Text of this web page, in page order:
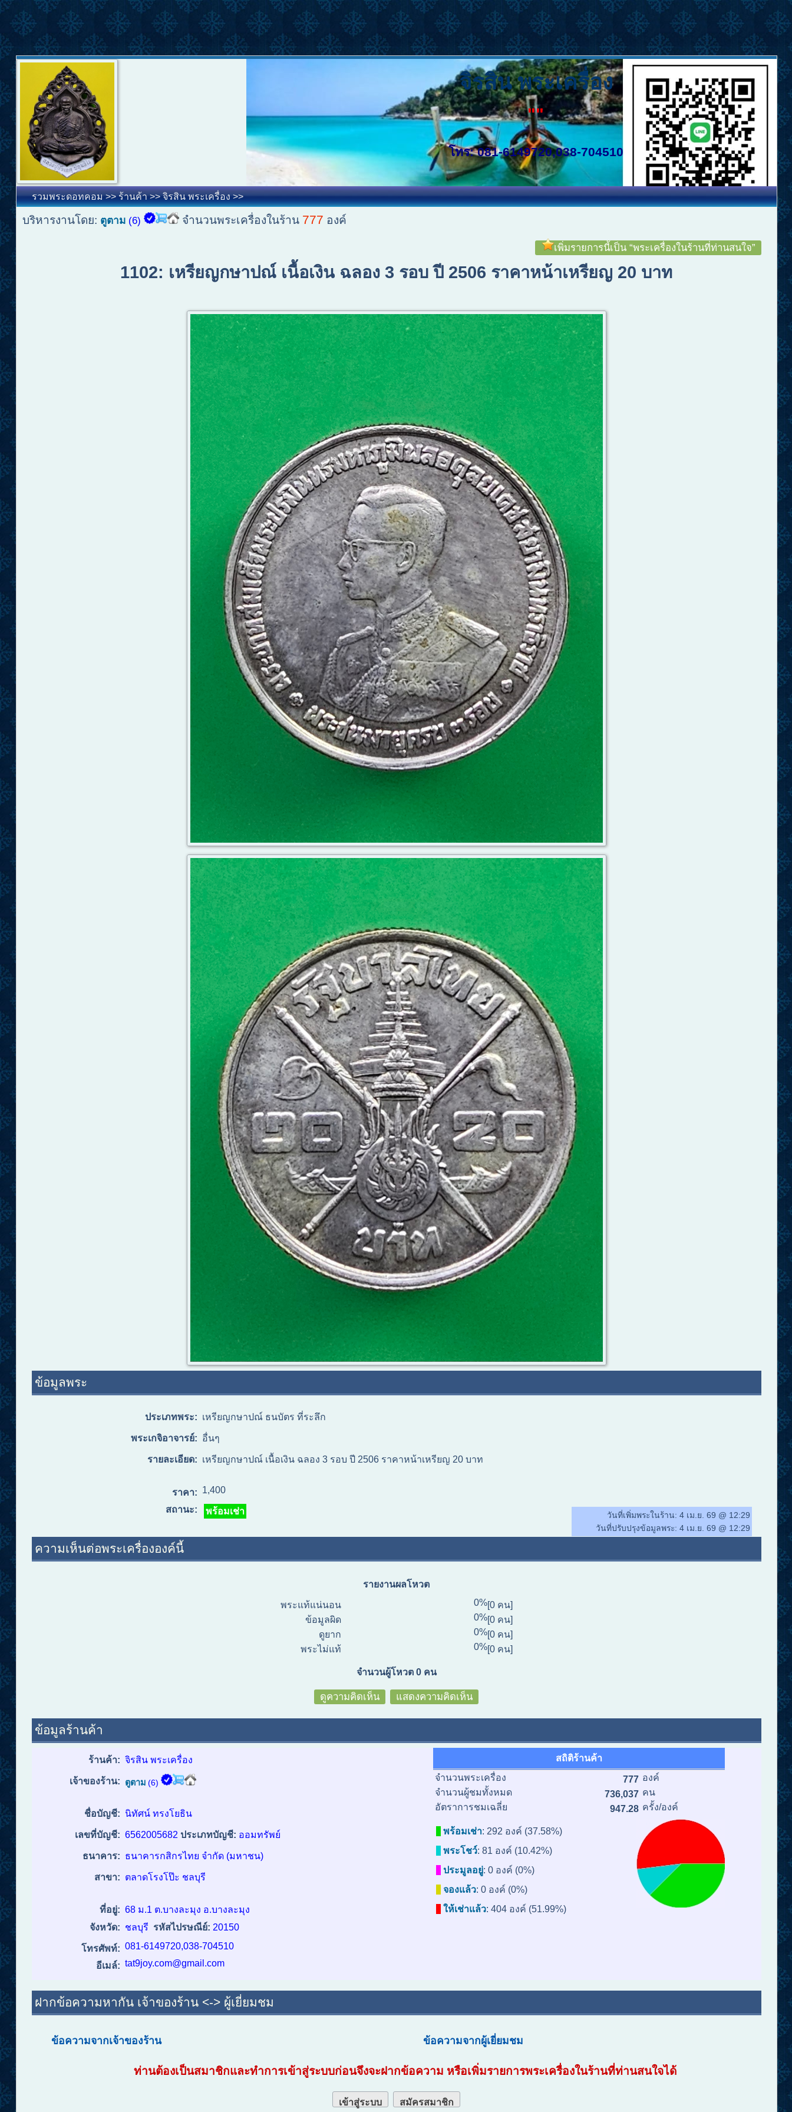
จิรสิน พระเครื่อง
""
โทร: 081-6149720,038-704510
รวมพระดอทคอม>>ร้านค้า>>จิรสิน พระเครื่อง>>
บริหารงานโดย: ตูตาม (6) จำนวนพระเครื่องในร้าน 777 องค์
เพิ่มรายการนี้เป็น “พระเครื่องในร้านที่ท่านสนใจ”
1102: เหรียญกษาปณ์ เนื้อเงิน ฉลอง 3 รอบ ปี 2506 ราคาหน้าเหรียญ 20 บาท
ข้อมูลพระ
ประเภทพระ: เหรียญกษาปณ์ ธนบัตร ที่ระลึก
พระเกจิอาจารย์: อื่นๆ
รายละเอียด: เหรียญกษาปณ์ เนื้อเงิน ฉลอง 3 รอบ ปี 2506 ราคาหน้าเหรียญ 20 บาท
ราคา: 1,400
สถานะ:
พร้อมเช่า วันที่เพิ่มพระในร้าน:4 เม.ย. 69 @ 12:29
วันที่ปรับปรุงข้อมูลพระ:4 เม.ย. 69 @ 12:29
ความเห็นต่อพระเครื่ององค์นี้
รายงานผลโหวต
พระแท้แน่นอน 0%[0 คน]
ข้อมูลผิด
0%[0 คน]
ดูยาก
0%[0 คน]
พระไม่แท้
0%[0 คน]
จำนวนผู้โหวต 0 คน
ดูความคิดเห็น แสดงความคิดเห็น
ข้อมูลร้านค้า
ร้านค้า: จิรสิน พระเครื่อง
เจ้าของร้าน: ตูตาม (6)
ชื่อบัญชี: นิทัศน์ ทรงโยธิน
เลขที่บัญชี: 6562005682 ประเภทบัญชี: ออมทรัพย์
ธนาคาร: ธนาคารกสิกรไทย จำกัด (มหาชน)
สาขา: ตลาดโรงโป๊ะ ชลบุรี
ที่อยู่: 68 ม.1 ต.บางละมุง อ.บางละมุง
จังหวัด: ชลบุรี รหัสไปรษณีย์: 20150
โทรศัพท์: 081-6149720,038-704510
อีเมล์: tat9joy.com@gmail.com
สถิติร้านค้า
จำนวนพระเครื่อง
777 องค์
จำนวนผู้ชมทั้งหมด
736,037 คน
อัตราการชมเฉลี่ย
947.28 ครั้ง/องค์
พร้อมเช่า: 292 องค์ (37.58%)
พระโชว์: 81 องค์ (10.42%)
ประมูลอยู่: 0 องค์ (0%)
จองแล้ว: 0 องค์ (0%)
ให้เช่าแล้ว: 404 องค์ (51.99%)
ฝากข้อความหากัน เจ้าของร้าน <-> ผู้เยี่ยมชม
ข้อความจากเจ้าของร้าน ข้อความจากผู้เยี่ยมชม
ท่านต้องเป็นสมาชิกและทำการเข้าสู่ระบบก่อนจึงจะฝากข้อความ หรือเพิ่มรายการพระเครื่องในร้านที่ท่านสนใจได้
เข้าสู่ระบบ สมัครสมาชิก